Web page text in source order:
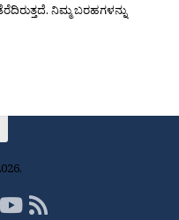
ನಿಮ್ಮ ಬರಹಗಳನ್ನು